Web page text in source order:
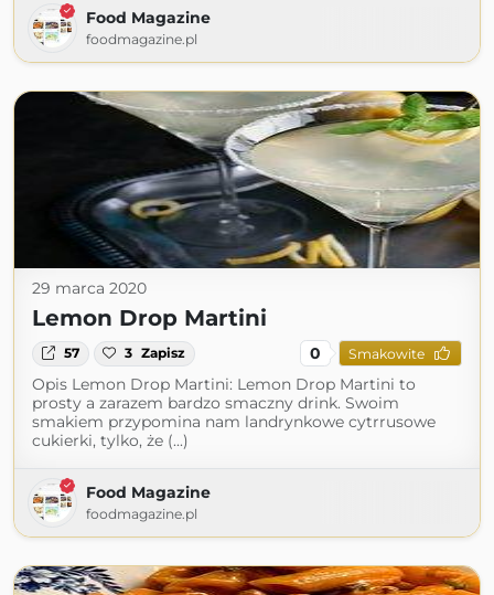
Food Magazine
foodmagazine.pl
29 marca 2020
Lemon Drop Martini
57 3 Zapisz 0 Smakowite
Opis Lemon Drop Martini: Lemon Drop Martini to
prosty a zarazem bardzo smaczny drink. Swoim
smakiem przypomina nam landrynkowe cytrrusowe
cukierki, tylko, że (...)
Food Magazine
foodmagazine.pl